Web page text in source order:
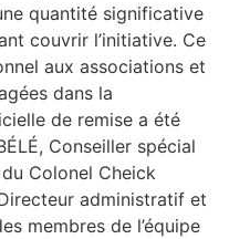
quantité significative
couvrir l’initiative. Ce
aux associations et
dans la
de remise a été
Conseiller spécial
Colonel Cheick
administratif et
membres de l’équipe